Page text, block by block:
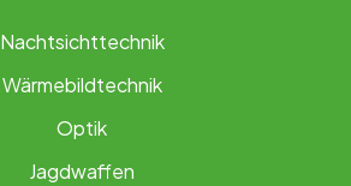
Nachtsichttechnik
Wärmebildtechnik
Optik
Jagdwaffen